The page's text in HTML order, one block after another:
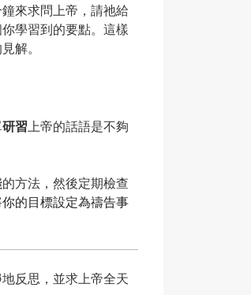
來求問上帝，請祂給
學習到的要點。這樣
解。
研習上帝的話語是不夠
方法，然後定期檢查
的目標設定為禱告事
反思，並求上帝全天